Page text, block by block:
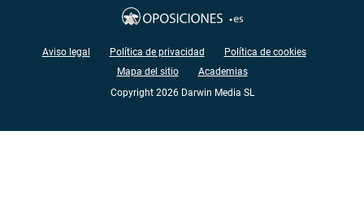
Aviso legal Política de privacidad
Política de cookies
Mapa del sitio
Academias
Copyright 2026 Darwin Media SL